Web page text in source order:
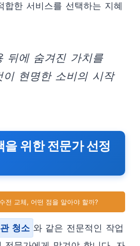
합한 서비스를 선택하는 지혜
뒤에 숨겨진 가치를
이 현명한 소비의 시작
을 위한 전문가 선정
전 교체, 어떤 점을 알아야 할까?
청소 와 같은 전문적인 작업